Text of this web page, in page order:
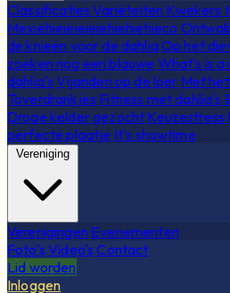
Classificaties Variëteiten Kwekers
Mexiehieieieieiehiehiehieco
de knieën voor de dahliaOp het
zoeken nog een blauwe What's is a
dahlia's Vijanden op de loer Met
Toverdrankjes Fitness met dahlia's
Droge kelder gezocht Keuzestress
perfecte plaatje It's showtime
Vereniging
Verenigingen Evenementen
Foto's Video's Contact
Lid worden
Inloggen